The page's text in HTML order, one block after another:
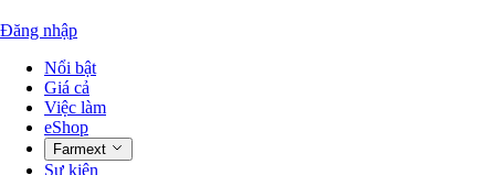
Đăng nhập
Nổi bật
Giá cả
Việc làm
eShop
Farmext
Sự kiện